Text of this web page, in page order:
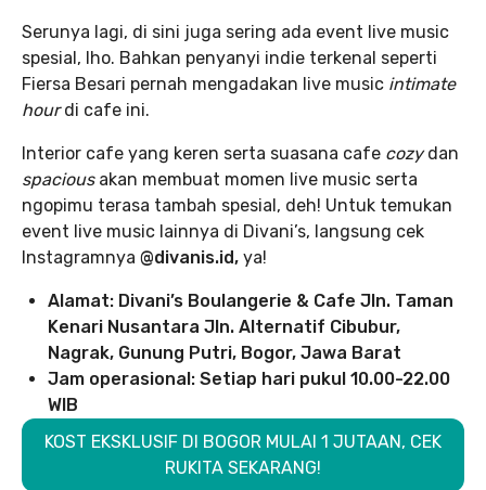
Serunya lagi, di sini juga sering ada event live music
spesial, lho. Bahkan penyanyi indie terkenal seperti
Fiersa Besari pernah mengadakan live music intimate
hourdi cafe ini.
Interior cafe yang keren serta suasana cafe cozydan
spacious akan membuat momen live music serta
ngopimu terasa tambah spesial, deh! Untuk temukan
event live music lainnya di Divani’s, langsung cek
Instagramnya @divanis.id, ya!
Alamat: Divani’s Boulangerie & Cafe Jln. Taman
Kenari Nusantara Jln. Alternatif Cibubur,
Nagrak, Gunung Putri, Bogor, Jawa Barat
Jam operasional: Setiap hari pukul 10.00-22.00
WIB
KOST EKSKLUSIF DI BOGOR MULAI 1 JUTAAN, CEK
RUKITA SEKARANG!